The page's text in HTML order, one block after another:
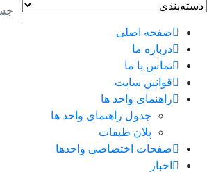
صفحه اصلی
درباره ما
تماس با ما
قوانین سایت
راهنمای واحد ها
جدول راهنمای واحد ها
پلان طبقات
صفحات اختصاصی واحدها
اخبار